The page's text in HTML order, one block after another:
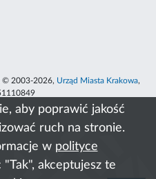
aby poprawić jakość
ruch na stronie.
w polityce
"Tak", akceptujesz te
© 2003-2026, Urząd Miasta Krakowa,